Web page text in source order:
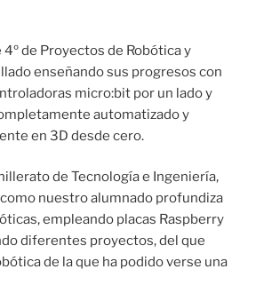
de Proyectos de Robótica y
enseñando sus progresos con
micro:bit por un lado y
automatizado y
en 3D desde cero.
de Tecnología e Ingeniería,
nuestro alumnado profundiza
empleando placas Raspberry
diferentes proyectos, del que
de la que ha podido verse una